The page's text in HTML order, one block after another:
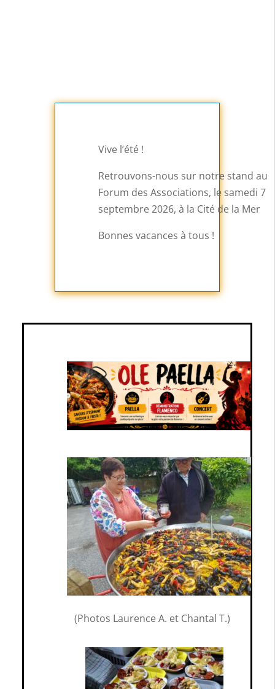
Vive l’été !
Retrouvons-nous sur notre stand au
Forum des Associations, le samedi 7
septembre 2026, à la Cité de la Mer
Bonnes vacances à tous !
(Photos Laurence A. et Chantal T.)